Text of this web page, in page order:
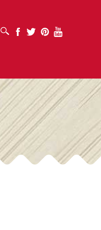
เปิดช่องค้นหา Facebook
Twitter PinterestYoutube